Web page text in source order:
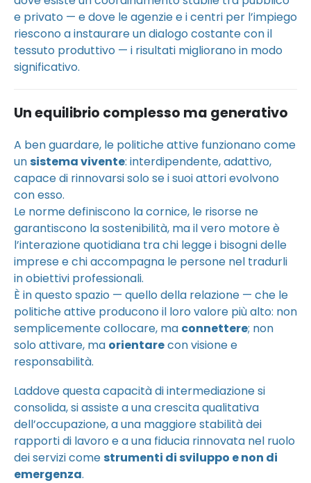
e privato — e dove le agenzie e i centri per l’impiego
riescono a instaurare un dialogo costante con il
tessuto produttivo — i risultati migliorano in modo
significativo.
Un equilibrio complesso ma generativo
A ben guardare, le politiche attive funzionano come
unsistema vivente: interdipendente, adattivo,
capace di rinnovarsi solo se i suoi attori evolvono
con esso.
Le norme definiscono la cornice, le risorse ne
garantiscono la sostenibilità, ma il vero motore è
l’interazione quotidiana tra chi legge i bisogni delle
imprese e chi accompagna le persone nel tradurli
in obiettivi professionali.
È in questo spazio — quello della relazione — che le
politiche attive producono il loro valore più alto: non
semplicemente collocare, ma connettere; non
solo attivare, ma orientarecon visione e
responsabilità.
Laddove questa capacità di intermediazione si
consolida, si assiste a una crescita qualitativa
dell’occupazione, a una maggiore stabilità dei
rapporti di lavoro e a una fiducia rinnovata nel ruolo
dei servizi comestrumenti di sviluppo e non di
emergenza.